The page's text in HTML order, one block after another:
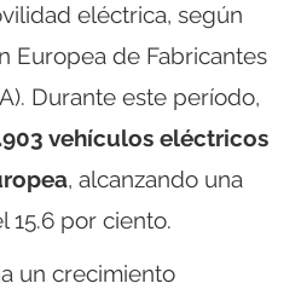
eléctrica, según
Europea de Fabricantes
Durante este período,
vehículos eléctricos
, alcanzando una
15.6 por ciento.
un crecimiento